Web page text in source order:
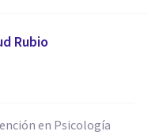
Rubio
en Psicología